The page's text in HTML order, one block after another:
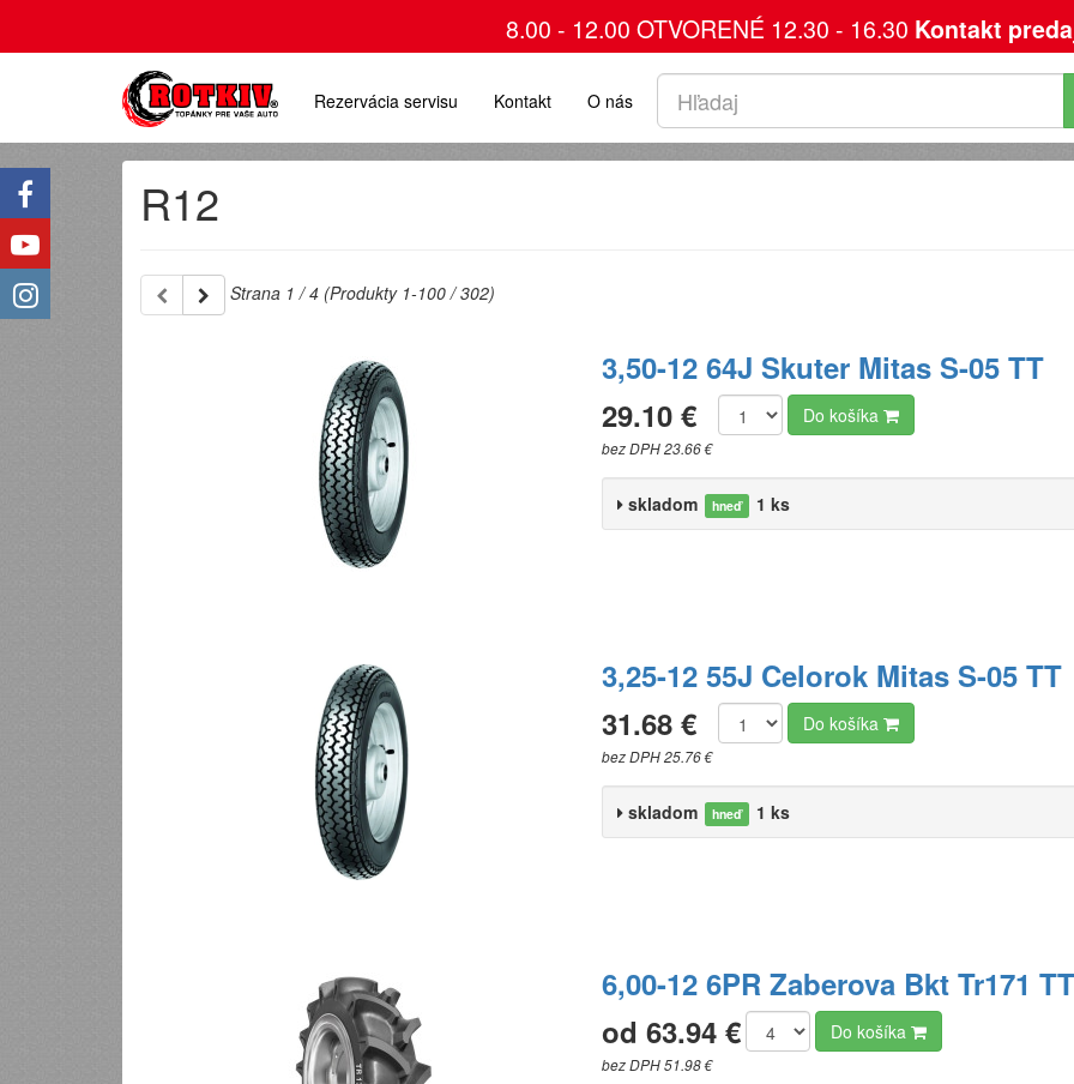
8.00 - 12.00 OTVORENÉ 12.30 - 16.30 Kontakt
Rezervácia servisu Kontakt O nás
R12
Strana 1 / 4 (Produkty 1-100 / 302)
3,50-12 64J Skuter Mitas S-05 TT
29.10 €
bez DPH 23.66 €
Do košíka
skladom hneď 1 ks
3,25-12 55J Celorok Mitas S-05 TT
31.68 €
bez DPH 25.76 €
Do košíka
skladom hneď 1 ks
6,00-12 6PR Zaberova Bkt Tr171 TT
od 63.94 €
bez DPH 51.98 €
Do košíka